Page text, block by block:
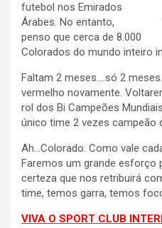
futebol nos Emirados
Árabes. No entanto,
penso que cerca de 8.000
Colorados do mundo inteiro
Faltam 2 meses….só 2
vermelho novamente.
rol dos Bi Campeões
único time 2 vezes campeão
Ah…Colorado. Como vale
Faremos um grande esforço
certeza que nos retribuirá
time, temos garra, temos
VIVA O SPORT CLUB